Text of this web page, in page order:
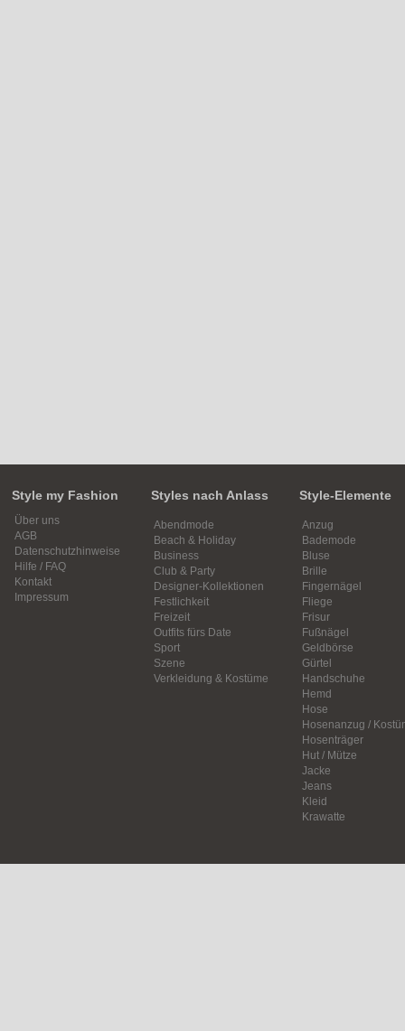
Style my Fashion
Über uns
AGB
Datenschutzhinweise
Hilfe / FAQ
Kontakt
Impressum
Styles nach Anlass
Abendmode
Beach & Holiday
Business
Club & Party
Designer-Kollektionen
Festlichkeit
Freizeit
Outfits fürs Date
Sport
Szene
Verkleidung & Kostüme
Style-Elemente
Anzug
Bademode
Bluse
Brille
Fingernägel
Fliege
Frisur
Fußnägel
Geldbörse
Gürtel
Handschuhe
Hemd
Hose
Hosenanzug /
Hosenträger
Hut / Mütze
Jacke
Jeans
Kleid
Krawatte